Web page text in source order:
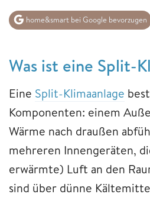
home&smart bei Google bevorzugen
Was ist eine Split-
Eine Split-Klimaanlage
Komponenten: einem
Wärme nach draußen
mehreren Innengeräten,
erwärmte) Luft an den
sind über dünne